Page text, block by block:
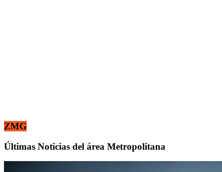
ZMG
Últimas Noticias del área Metropolitana